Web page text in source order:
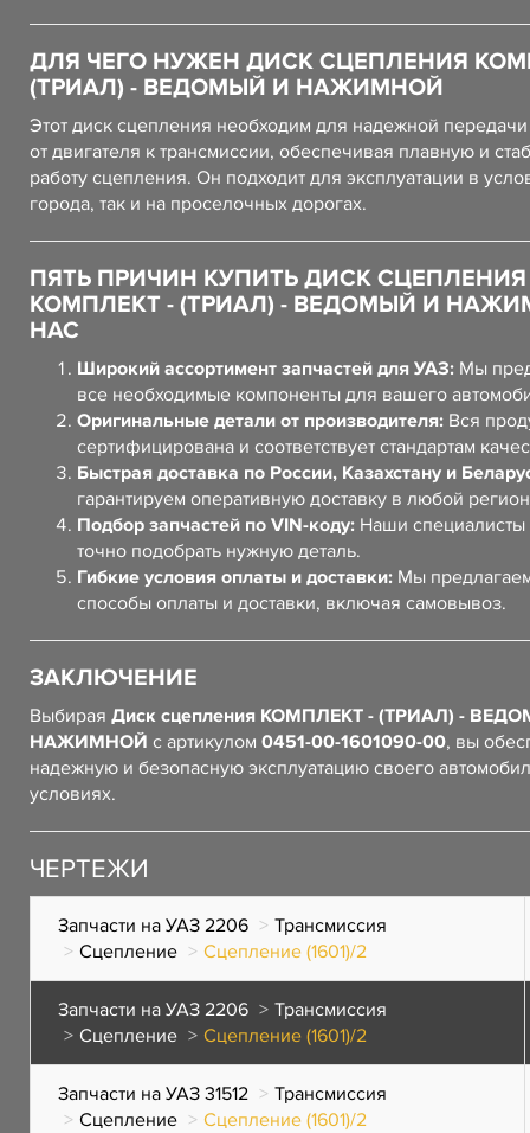
ДЛЯ ЧЕГО НУЖЕН ДИСК СЦЕПЛЕНИЯ
(ТРИАЛ) - ВЕДОМЫЙ И НАЖИМНОЙ
Этот диск сцепления необходим для надежной
от двигателя к трансмиссии, обеспечивая плавную и
работу сцепления. Он подходит для эксплуатации в
города, так и на проселочных дорогах.
ПЯТЬ ПРИЧИН КУПИТЬ ДИСК СЦЕПЛЕНИЯ
КОМПЛЕКТ - (ТРИАЛ) - ВЕДОМЫЙ И
НАС
Широкий ассортимент запчастей для УАЗ: Мы
все необходимые компоненты для вашего
Оригинальные детали от производителя: Вся
сертифицирована и соответствует стандартам
Быстрая доставка по России, Казахстану и
гарантируем оперативную доставку в любой
Подбор запчастей по VIN-коду: Наши специалисты
точно подобрать нужную деталь.
Гибкие условия оплаты и доставки: Мы
способы оплаты и доставки, включая самовывоз.
ЗАКЛЮЧЕНИЕ
Выбирая Диск сцепления КОМПЛЕКТ - (ТРИАЛ) -
НАЖИМНОЙ с артикулом 0451-00-1601090-00, вы
надежную и безопасную эксплуатацию своего
условиях.
ЧЕРТЕЖИ
Запчасти на УАЗ 2206
Трансмиссия
Сцепление
Сцепление (1601)/2
Запчасти на УАЗ 2206
Трансмиссия
Сцепление
Сцепление (1601)/2
Запчасти на УАЗ 31512
Трансмиссия
Сцепление
Сцепление (1601)/2